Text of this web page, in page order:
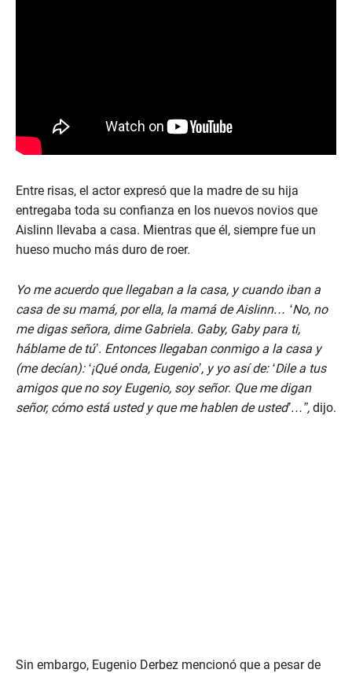
Entre risas, el actor expresó que la madre de su hija
entregaba toda su confianza en los nuevos novios que
Aislinn llevaba a casa. Mientras que él, siempre fue un
hueso mucho más duro de roer.
Yo me acuerdo que llegaban a la casa, y cuando iban a
casa de su mamá, por ella, la mamá de Aislinn… ‘No, no
me digas señora, dime Gabriela. Gaby, Gaby para ti,
háblame de tú’. Entonces llegaban conmigo a la casa y
(me decían): ‘¡Qué onda, Eugenio’, y yo así de: ‘Dile a tus
amigos que no soy Eugenio, soy señor. Que me digan
señor, cómo está usted y que me hablen de usted’…”, dijo.
Sin embargo, Eugenio Derbez mencionó que a pesar de